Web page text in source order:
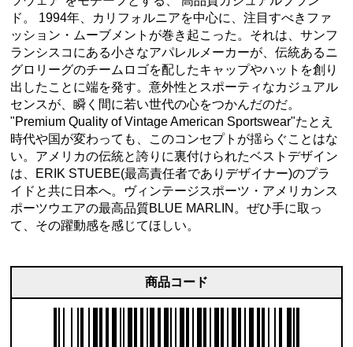
ド。 1994年、カリフォルニアを中心に、注目すべきファ
ッション・ムーブメントが巻き起こった。それは、サンフ
ランシスコにある小さなアパレルメーカーが、伝統あるニ
グロリーグのチームロゴを配したキャップやハットを創り
出したことに端を発す。意外性とスポーティなカジュアル
センスが、瞬く間に若い世代の心をつかんだのだ。
"Premium Quality of Vintage American Sportswear"たとえ
時代や国が変わっても、このコンセプトが揺らぐことはな
い。アメリカの伝統と誇りに裏付けられたベストデザイン
は、ERIK STUEBE(最高責任者でありデザイナー)のプラ
イドと共に日本へ。ヴィンテージスポーツ・アメリカンス
ポーツウエアの最高品質BLUE MARLIN。ぜひ手に取っ
て、その躍動感を感じてほしい。
商品コード